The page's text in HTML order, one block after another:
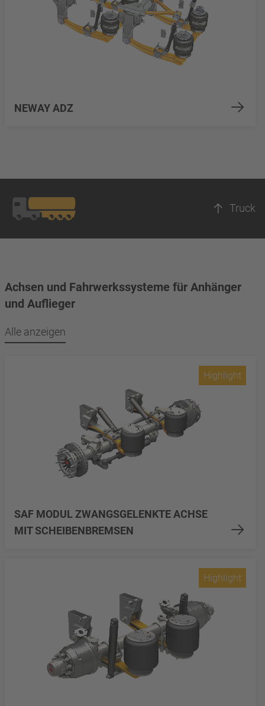
NEWAY ADZ
Truck
Achsen und Fahrwerkssysteme für Anhänger
und Auflieger
Alle anzeigen
SAF MODUL ZWANGSGELENKTE ACHSE
MIT SCHEIBENBREMSEN
Highlight
Highlight